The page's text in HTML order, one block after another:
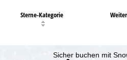
Sterne-Kategorie
Sicher buchen mit